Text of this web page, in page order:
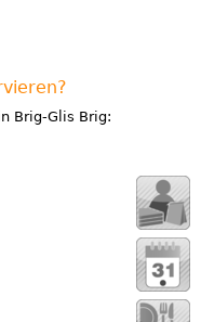
Brig-Glis Brig: